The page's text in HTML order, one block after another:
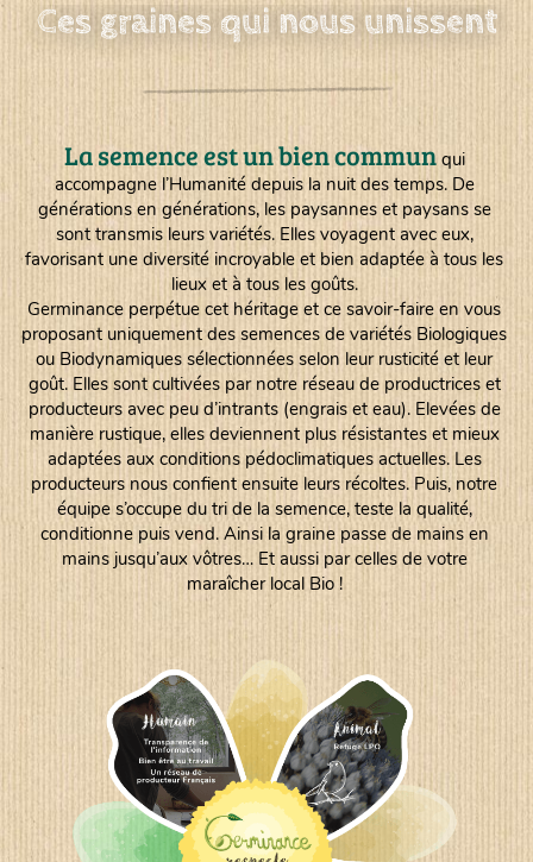
Ces graines qui nous unissent
La semence est un bien commun qui
accompagne l’Humanité depuis la nuit des temps. De
générations en générations, les paysannes et paysans se
sont transmis leurs variétés. Elles voyagent avec eux,
favorisant une diversité incroyable et bien adaptée à tous les
lieux et à tous les goûts.
Germinance perpétue cet héritage et ce savoir-faire en vous
proposant uniquement des semences de variétés Biologiques
ou Biodynamiques sélectionnées selon leur rusticité et leur
goût. Elles sont cultivées par notre réseau de productrices et
producteurs avec peu d’intrants (engrais et eau). Elevées de
manière rustique, elles deviennent plus résistantes et mieux
adaptées aux conditions pédoclimatiques actuelles. Les
producteurs nous confient ensuite leurs récoltes. Puis, notre
équipe s’occupe du tri de la semence, teste la qualité,
conditionne puis vend. Ainsi la graine passe de mains en
mains jusqu’aux vôtres… Et aussi par celles de votre
maraîcher local Bio !